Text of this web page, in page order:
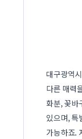
대구광역
다른 매력
화분, 꽃바
있으며, 특
가능하죠.